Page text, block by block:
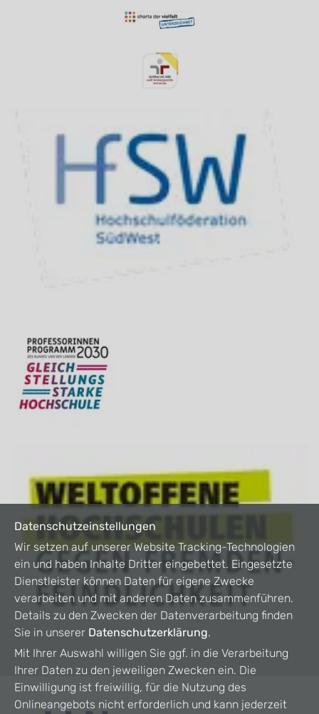
Datenschutzeinstellungen
Wir setzen auf unserer Website Tracking-Technologien
ein und haben Inhalte Dritter eingebettet. Eingesetzte
Dienstleister können Daten für eigene Zwecke
verarbeiten und mit anderen Daten zusammenführen.
Details zu den Zwecken der Datenverarbeitung finden
Sie in unserer Datenschutzerklärung.
Mit Ihrer Auswahl willigen Sie ggf. in die Verarbeitung
Ihrer Daten zu den jeweiligen Zwecken ein. Die
Einwilligung ist freiwillig, für die Nutzung des
Onlineangebots nicht erforderlich und kann jederzeit